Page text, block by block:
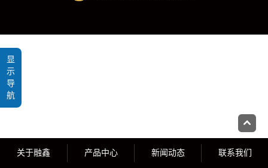
显
示
导
航
关于融鑫 产品中心 新闻动态 联系我们